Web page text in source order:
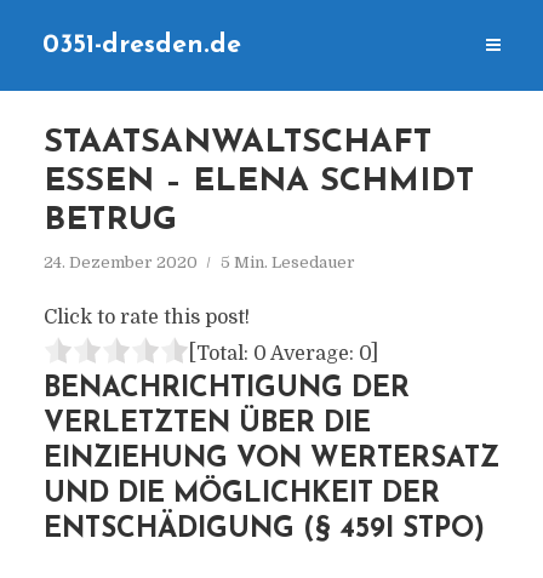
0351-dresden.de
STAATSANWALTSCHAFT
ESSEN – ELENA SCHMIDT
BETRUG
24. Dezember 2020 5 Min. Lesedauer
Click to rate this post!
[Total: 0 Average: 0]
BENACHRICHTIGUNG DER
VERLETZTEN ÜBER DIE
EINZIEHUNG VON WERTERSATZ
UND DIE MÖGLICHKEIT DER
ENTSCHÄDIGUNG (§ 459I STPO)